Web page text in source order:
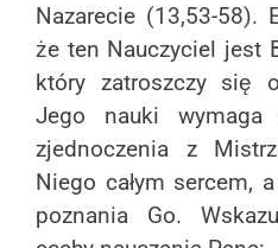
Nazarecie (13,53-58).
że ten Nauczyciel jest
który zatroszczy się
Jego nauki
zjednoczenia z
Niego całym sercem,
poznania Go.